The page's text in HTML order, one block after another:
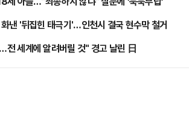
낸 '뒤집힌 태극기'…인천시 결국 현수막 철거
전 세계에 알려버릴 것" 경고 날린 日